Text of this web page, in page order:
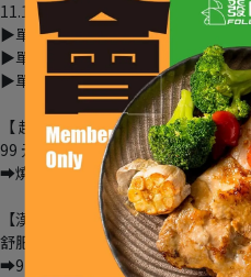
11.17 -11.24
#限時
▶️單筆儲值 2 千贈 300 電子抵用券
▶️單筆儲值 6 千贈 1200 電子抵用券
▶️單筆儲值 1 萬贈 3000 電子抵用券
【 趁 "雞" 囤一波】
99 元獨享包全系列 6 件 $528 /24 件
➡︎燒烤腿排 / 纖嫩菲力 / 下飯雞粒 /
【漢神本館獨家限定】
舒肥嫩胸 30 件⬇️下殺 1799 元 (90
➡︎9 種口味任挑任選 平均每片 130g